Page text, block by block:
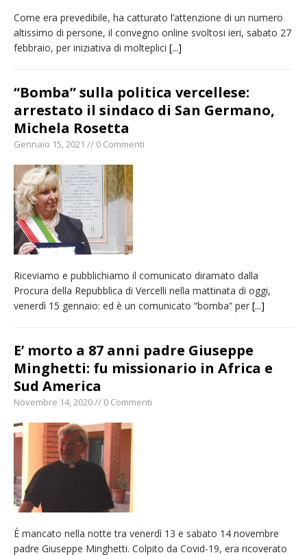
Come era prevedibile, ha catturato l’attenzione di un numero
altissimo di persone, il convegno online svoltosi ieri, sabato 27
febbraio, per iniziativa di molteplici [...]
“Bomba” sulla politica vercellese:
arrestato il sindaco di San Germano,
Michela Rosetta
Gennaio 15, 2021 // 0 Commenti
Riceviamo e pubblichiamo il comunicato diramato dalla
Procura della Repubblica di Vercelli nella mattinata di oggi,
venerdì 15 gennaio: ed è un comunicato “bomba” per [...]
E’ morto a 87 anni padre Giuseppe
Minghetti: fu missionario in Africa e
Sud America
Novembre 14, 2020 // 0 Commenti
È mancato nella notte tra venerdì 13 e sabato 14 novembre
padre Giuseppe Minghetti. Colpito da Covid-19, era ricoverato